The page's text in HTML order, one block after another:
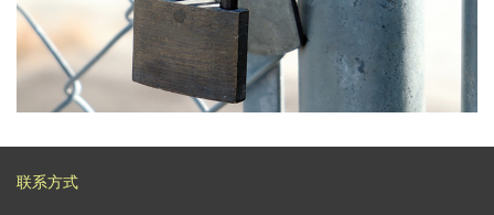
联系方式